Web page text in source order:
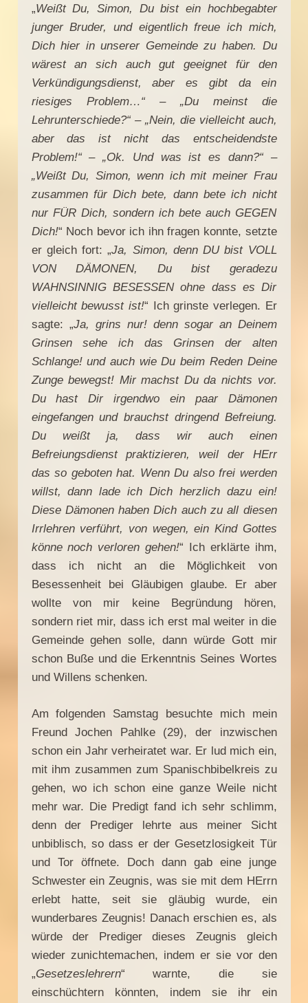
„Weißt Du, Simon, Du bist ein hochbegabter
junger Bruder, und eigentlich freue ich mich,
Dich hier in unserer Gemeinde zu haben. Du
wärest an sich auch gut geeignet für den
Verkündigungsdienst, aber es gibt da ein
riesiges Problem…“ – „Du meinst die
Lehrunterschiede?“ – „Nein, die vielleicht auch,
aber das ist nicht das entscheidendste
Problem!“ – „Ok. Und was ist es dann?“ –
„Weißt Du, Simon, wenn ich mit meiner Frau
zusammen für Dich bete, dann bete ich nicht
nur FÜR Dich, sondern ich bete auch GEGEN
Dich!“ Noch bevor ich ihn fragen konnte, setzte
er gleich fort: „Ja, Simon, denn DU bist VOLL
VON DÄMONEN, Du bist geradezu
WAHNSINNIG BESESSEN ohne dass es Dir
vielleicht bewusst ist!“ Ich grinste verlegen. Er
sagte: „Ja, grins nur! denn sogar an Deinem
Grinsen sehe ich das Grinsen der alten
Schlange! und auch wie Du beim Reden Deine
Zunge bewegst! Mir machst Du da nichts vor.
Du hast Dir irgendwo ein paar Dämonen
eingefangen und brauchst dringend Befreiung.
Du weißt ja, dass wir auch einen
Befreiungsdienst praktizieren, weil der HErr
das so geboten hat. Wenn Du also frei werden
willst, dann lade ich Dich herzlich dazu ein!
Diese Dämonen haben Dich auch zu all diesen
Irrlehren verführt, von wegen, ein Kind Gottes
könne noch verloren gehen!“ Ich erklärte ihm,
dass ich nicht an die Möglichkeit von
Besessenheit bei Gläubigen glaube. Er aber
wollte von mir keine Begründung hören,
sondern riet mir, dass ich erst mal weiter in die
Gemeinde gehen solle, dann würde Gott mir
schon Buße und die Erkenntnis Seines Wortes
und Willens schenken.
Am folgenden Samstag besuchte mich mein
Freund Jochen Pahlke (29), der inzwischen
schon ein Jahr verheiratet war. Er lud mich ein,
mit ihm zusammen zum Spanischbibelkreis zu
gehen, wo ich schon eine ganze Weile nicht
mehr war. Die Predigt fand ich sehr schlimm,
denn der Prediger lehrte aus meiner Sicht
unbiblisch, so dass er der Gesetzlosigkeit Tür
und Tor öffnete. Doch dann gab eine junge
Schwester ein Zeugnis, was sie mit dem HErrn
erlebt hatte, seit sie gläubig wurde, ein
wunderbares Zeugnis! Danach erschien es, als
würde der Prediger dieses Zeugnis gleich
wieder zunichtemachen, indem er sie vor den
„Gesetzeslehrern“ warnte, die sie
einschüchtern könnten, indem sie ihr ein